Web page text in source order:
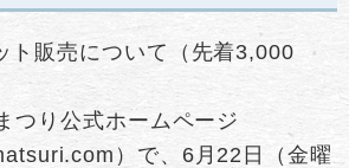
ト販売について（先着3,000
つり公式ホームページ
）で、6月22日（金曜